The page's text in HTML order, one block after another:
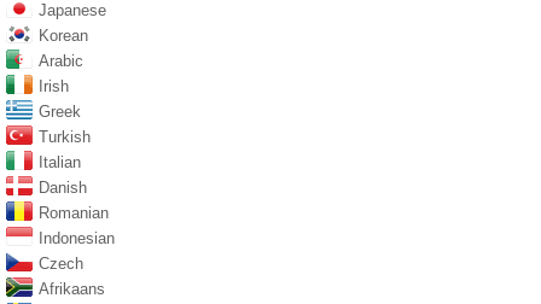
Japanese
Korean
Arabic
Irish
Greek
Turkish
Italian
Danish
Romanian
Indonesian
Czech
Afrikaans